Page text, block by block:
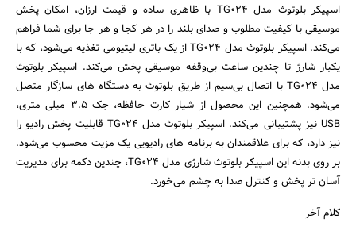
اسپیکر بلوتوث مدل TG024 با ظاهری ساده و قیمت ارزان، امکان پخش
موسیقی با کیفیت مطلوب و صدای بلند را در هر کجا و هر جا برای شما فراهم
می‌کند. اسپیکر بلوتوث مدل TG024 از یک باتری لیتیومی تغذیه می‌شود، که با
یکبار شارژ تا چندین ساعت بی‌وقفه موسیقی پخش می‌کند. اسپیکر بلوتوث
مدل TG024 با اتصال بی‌سیم از طریق بلوتوث به دستگاه های سازگار متصل
می‌شود. همچنین این محصول از شیار کارت حافظه، جک 3.5 میلی متری،
USB نیز پشتیبانی می‌کند. اسپیکر بلوتوث مدل TG024 قابلیت پخش رادیو را
نیز دارد، که برای علاقمندان به برنامه های رادیویی یک مزیت محسوب می‌شود.
بر روی بدنه این اسپیکر بلوتوث شارژی مدل TG024، چندین دکمه برای مدیریت
آسان تر پخش و کنترل صدا به چشم می‌خورد.
کلام آخر